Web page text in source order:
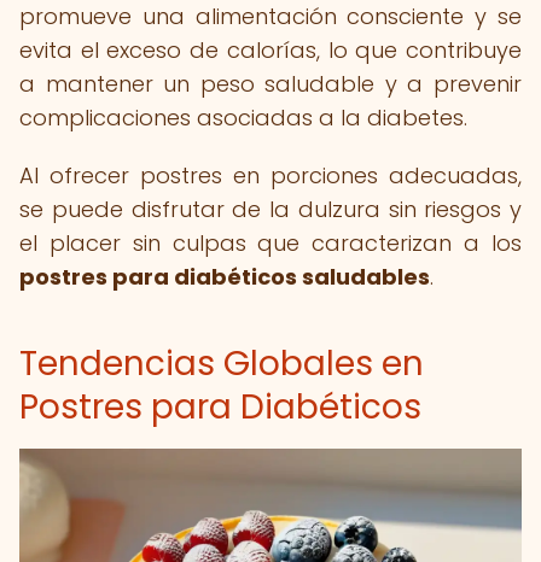
promueve una alimentación consciente y se
evita el exceso de calorías, lo que contribuye
a mantener un peso saludable y a prevenir
complicaciones asociadas a la diabetes.
Al ofrecer postres en porciones adecuadas,
se puede disfrutar de la dulzura sin riesgos y
el placer sin culpas que caracterizan a los
postres para diabéticos saludables.
Tendencias Globales en
Postres para Diabéticos